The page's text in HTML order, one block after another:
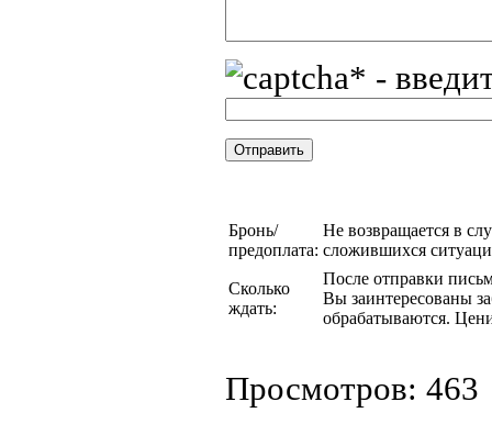
* -
Бронь/
предоплата:
Не возвращается в
сложившихся
Сколько
ждать:
После отправки
Вы заинтересованы
обрабатываются.
Просмотров: 463